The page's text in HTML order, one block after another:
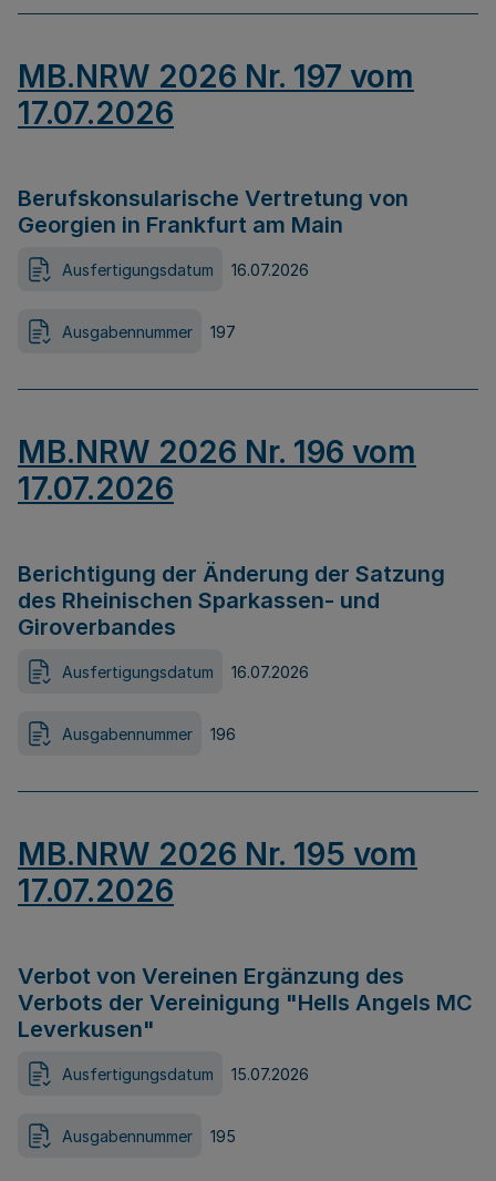
MB.NRW 2026 Nr. 197 vom
17.07.2026
Berufskonsularische Vertretung von
Georgien in Frankfurt am Main
Ausfertigungsdatum 16.07.2026
Ausgabennummer 197
MB.NRW 2026 Nr. 196 vom
17.07.2026
Berichtigung der Änderung der Satzung
des Rheinischen Sparkassen- und
Giroverbandes
Ausfertigungsdatum 16.07.2026
Ausgabennummer 196
MB.NRW 2026 Nr. 195 vom
17.07.2026
Verbot von Vereinen Ergänzung des
Verbots der Vereinigung "Hells Angels MC
Leverkusen"
Ausfertigungsdatum 15.07.2026
Ausgabennummer 195